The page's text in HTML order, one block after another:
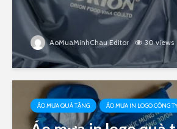
AoMuaMinhChau Editor 30 views
ÁO MƯA QUÀ TẶNG ÁO MƯA IN LOGO CÔNG TY